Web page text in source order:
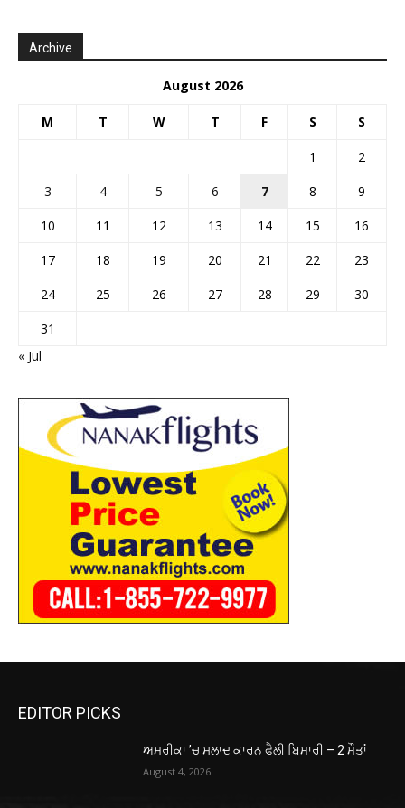
Archive
August 2026
M T W T F S S
1
2
3
4 5 6 7 8
9
10
11 12 13 14 15
16
17
18 19 20 21 22
23
24
25 26 27 28 29
30
31
« Jul
EDITOR PICKS
ਅਮਰੀਕਾ ’ਚ ਸਲਾਦ ਕਾਰਨ ਫੈਲੀ ਬਿਮਾਰੀ – 2 ਮੌਤਾਂ
August 4, 2026